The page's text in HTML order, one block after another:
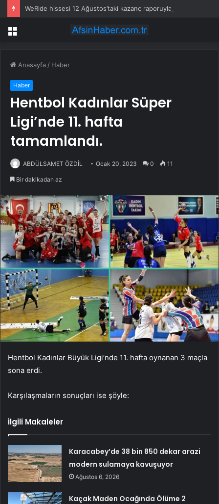
Menü
Anasayfa / Haber
Haber
Hentbol Kadınlar Süper
Ligi’nde 11. hafta
tamamlandı.
ABDÜLSAMET ÖZDİL Ocak 20, 2023 0 11
Bir dakikadan az
Hentbol Kadınlar Büyük Ligi’nde 11. hafta oynanan 3 maçla
sona erdi.
Karşılaşmaların sonuçları ise şöyle:
İlgili Makaleler
Karacabey’de 38 bin 850 dekar arazi
modern sulamaya kavuşuyor
Ağustos 6, 2026
Kaçak Maden Ocağında Ölüme 2